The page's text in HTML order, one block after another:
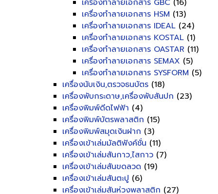
เครื่องทำลายเอกสาร GBC (16)
เครื่องทำลายเอกสาร HSM (13)
เครื่องทำลายเอกสาร IDEAL (24)
เครื่องทำลายเอกสาร KOSTAL (1)
เครื่องทำลายเอกสาร OASTAR (11)
เครื่องทำลายเอกสาร SEMAX (5)
เครื่องทำลายเอกสาร SYSFORM (5)
เครื่องนับเงิน,ตรวจธนบัตร (18)
เครื่องพับกระดาษ,เครื่องพับสันปก (23)
เครื่องพิมพ์ดีดไฟฟ้า (4)
เครื่องพิมพ์บัตรพลาสติก (15)
เครื่องพิมพ์สมุดเงินฝาก (3)
เครื่องเข้าเล่มมัลติฟังค์ชั่น (11)
เครื่องเข้าเล่มสันกาว,ไสกาว (7)
เครื่องเข้าเล่มสันขดลวด (19)
เครื่องเข้าเล่มสันตะปู (6)
เครื่องเข้าเล่มสันห่วงพลาสติก (27)